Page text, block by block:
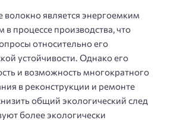
волокно является энергоемким
в процессе производства, что
относительно его
устойчивости. Однако его
и возможность многократного
в реконструкции и ремонте
общий экологический след
более экологически